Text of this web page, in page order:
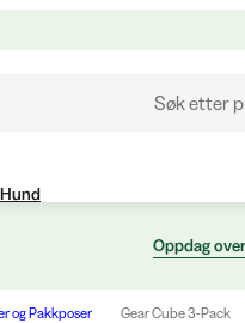
Søk etter
Hund
Oppdag
og Pakkposer Gear Cube 3-Pack